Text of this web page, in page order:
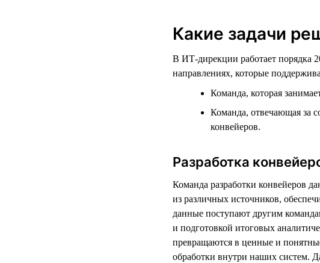
Какие задачи
В ИТ-дирекции работает порядка
направлениях, которые
Команда, которая
Команда, отвечающая за
конвейеров.
Разработка
Команда разработки конвейеров
из различных источников,
данные поступают другим
и подготовкой итоговых
превращаются в ценные и
обработки внутри наших систем.